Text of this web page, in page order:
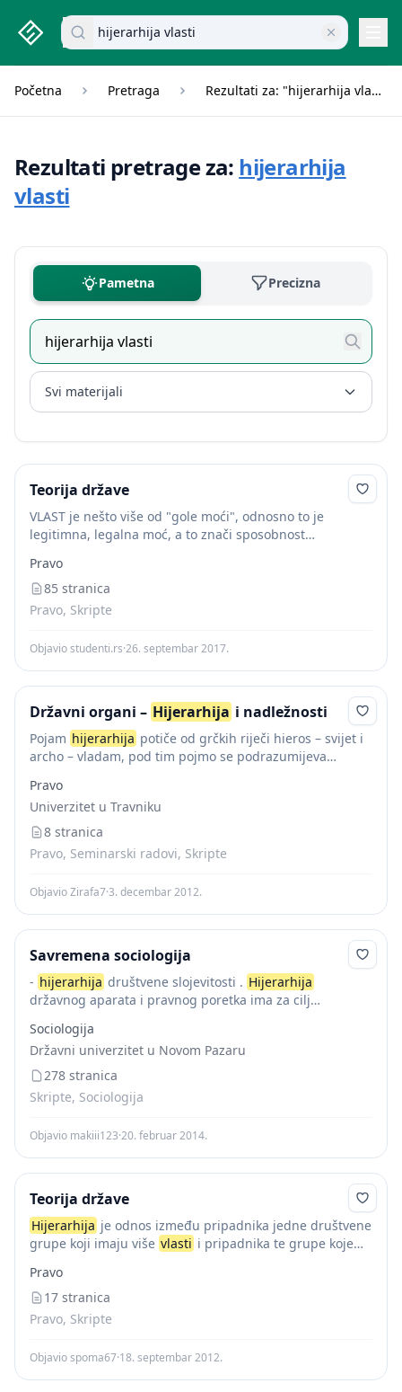
studenti.rs home page
Pretraži dokumente
Početna Pretraga Rezultati za: "hijerarhija vlasti"
Rezultati pretrage za: hijerarhija
vlasti
Pametna Precizna
Svi materijali
Teorija države
VLAST je nešto više od "gole moći", odnosno to je
legitimna, legalna moć, a to znači sposobnost
društva i zasnovana na društvenim...
Pravo
85 stranica
Pravo, Skripte
Objavio studenti.rs·26. septembar 2017.
Državni organi – Hijerarhija i nadležnosti
Pojam hijerarhija potiče od grčkih riječi hieros – svijet i
archo – vladam, pod tim pojmo se podrazumijeva
postave u „službenu ljestvicu“...
Pravo
Univerzitet u Travniku
8 stranica
Pravo, Seminarski radovi, Skripte
Objavio Zirafa7·3. decembar 2012.
Savremena sociologija
- hijerarhija društvene slojevitosti . Hijerarhija
državnog aparata i pravnog poretka ima za cilj
organa kao i jedinstvenu neprotivurečnu pravnu
orijentaciju...
Sociologija
Državni univerzitet u Novom Pazaru
278 stranica
Skripte, Sociologija
Objavio makiii123·20. februar 2014.
Teorija države
Hijerarhija je odnos između pripadnika jedne društvene
grupe koji imaju više vlasti i pripadnika te grupe koje
podređeni . Postoje...
Pravo
17 stranica
Pravo, Skripte
Objavio spoma67·18. septembar 2012.